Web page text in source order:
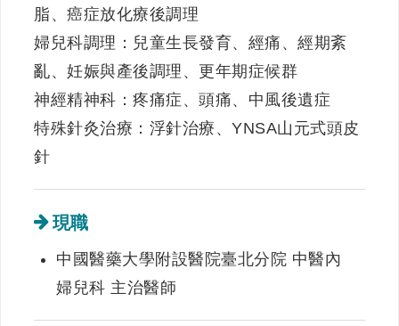
脂、癌症放化療後調理
婦兒科調理：兒童生長發育、經痛、經期紊
亂、妊娠與產後調理、更年期症候群
神經精神科：疼痛症、頭痛、中風後遺症
特殊針灸治療：浮針治療、YNSA山元式頭皮
針
現職
中國醫藥大學附設醫院臺北分院 中醫內
婦兒科 主治醫師